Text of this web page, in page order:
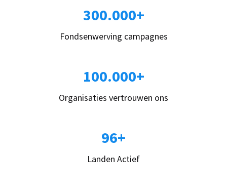
300.000+
Fondsenwerving campagnes
100.000+
Organisaties vertrouwen ons
96+
Landen Actief